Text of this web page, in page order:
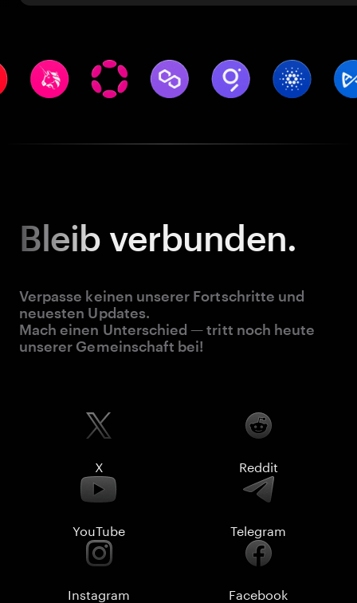
Bleib verbunden.
Verpasse keinen unserer Fortschritte und
neuesten Updates.
Mach einen Unterschied — tritt noch heute
unserer Gemeinschaft bei!
X Reddit
YouTube Telegram
Instagram Facebook